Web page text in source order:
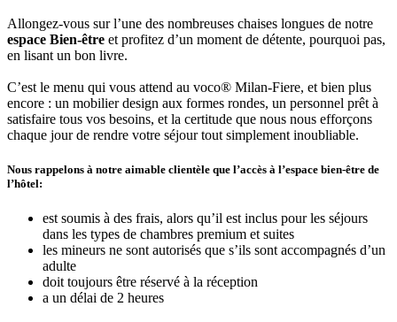
Allongez-vous sur l’une des nombreuses chaises longues de notre
espace Bien-être et profitez d’un moment de détente, pourquoi pas,
en lisant un bon livre.
C’est le menu qui vous attend au voco® Milan-Fiere, et bien plus
encore : un mobilier design aux formes rondes, un personnel prêt à
satisfaire tous vos besoins, et la certitude que nous nous efforçons
chaque jour de rendre votre séjour tout simplement inoubliable.
Nous rappelons à notre aimable clientèle que l’accès à l’espace bien-être de
l’hôtel:
est soumis à des frais, alors qu’il est inclus pour les séjours
dans les types de chambres premium et suites
les mineurs ne sont autorisés que s’ils sont accompagnés d’un
adulte
doit toujours être réservé à la réception
a un délai de 2 heures